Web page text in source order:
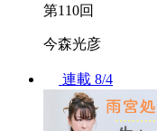
第110回
今森光彦
連載 8/4